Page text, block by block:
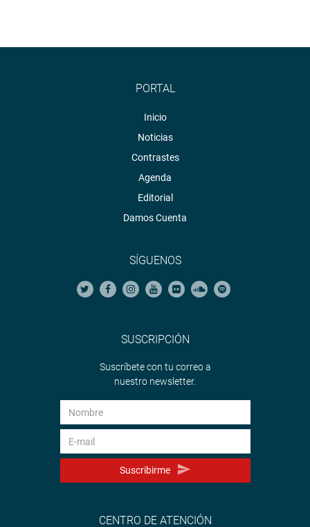
PORTAL
Inicio
Noticias
Contrastes
Agenda
Editorial
Damos Cuenta
SÍGUENOS
SUSCRIPCIÓN
Suscríbete con tu correo a
nuestro newsletter.
Suscribirme
CENTRO DE ATENCIÓN